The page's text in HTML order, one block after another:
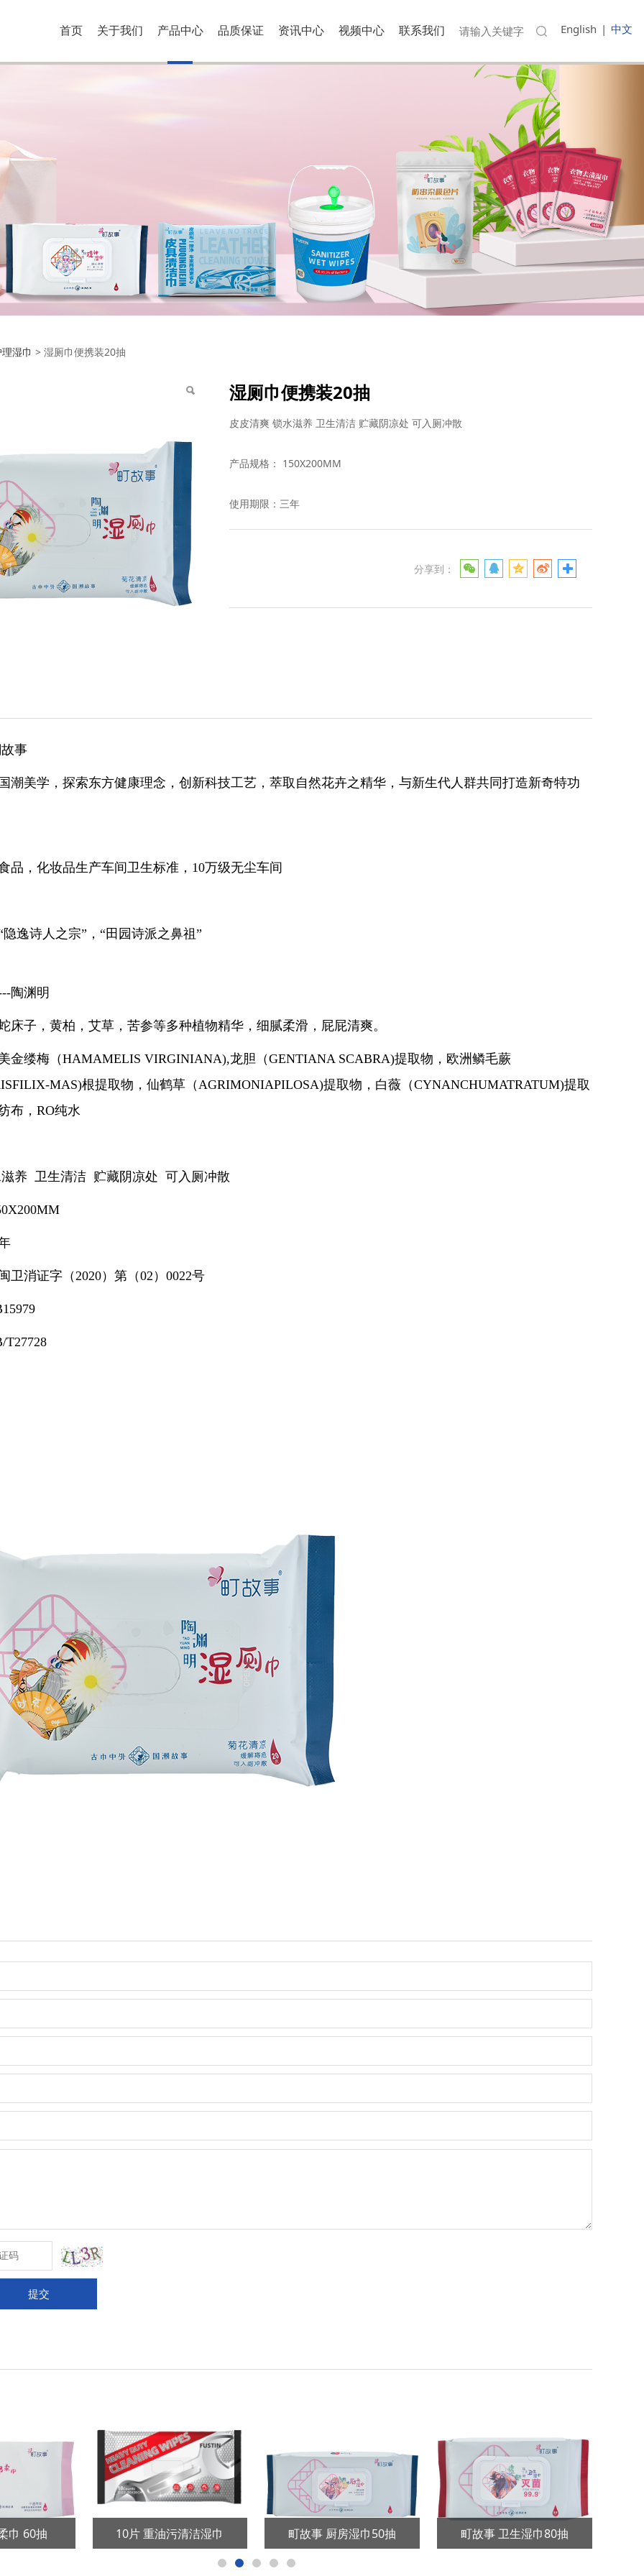
English | 中文
首页 关于我们 产品中心 品质保证 资讯中心 视频中心 联系我们
携装20抽
湿巾 > 湿厕巾便携装20抽
湿厕巾便携装20抽
皮皮清爽 锁水滋养 卫生清洁 贮藏阴凉处 可入厕冲散
产品规格： 150X200MM
使用期限：三年
分享到：
事
潮美学，探索东方健康理念，创新科技工艺，萃取自然花卉之精华，与新生代人群共同打造新奇特功
品，化妆品生产车间卫生标准，10万级无尘车间
逸诗人之宗”，“田园诗派之鼻祖”
陶渊明
床子，黄柏，艾草，苦参等多种植物精华，细腻柔滑，屁屁清爽。
金缕梅（HAMAMELIS VIRGINIANA),龙胆（GENTIANA SCABRA)提取物，欧洲鳞毛蕨
MAS)根提取物，仙鹤草（AGRIMONIAPILOSA)提取物，白薇（CYNANCHUMATRATUM)提取
布，RO纯水
养 卫生清洁 贮藏阴凉处 可入厕冲散
卫消证字（2020）第（02）0022号
T27728
提交
巾 60抽 10片 重油污清洁湿巾 町故事 厨房湿巾50抽 町故事 卫生湿巾80抽